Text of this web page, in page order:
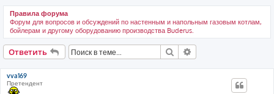
Правила форума
Форум для вопросов и обсуждений по настенным и напольным газовым котлам,
бойлерам и другому оборудованию производства Buderus.
Ответить Поиск
vva169
Претендент